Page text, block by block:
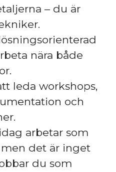
– du är
nära både
leda workshops,
och
arbetar som
det är inget
du som